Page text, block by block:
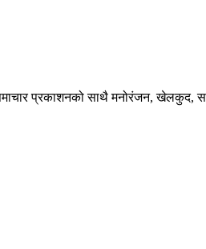
समाचार प्रकाशनको साथै मनोरंजन,